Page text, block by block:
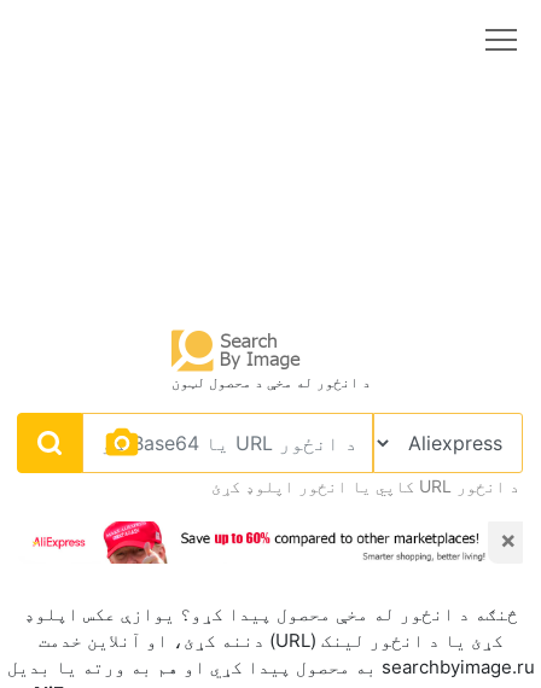
د انځور له مخې د محصول لټون
د انځور URL کاپي يا انځور اپلوډ کړئ
×
څنګه د انځور له مخې محصول پیدا کړو؟ يوازې عکس اپلوډ
کړئ يا د انځور لینک (URL) دننه کړئ، او آنلاين خدمت
searchbyimage.ru به محصول پيدا کړي او هم به ورته يا بدیل